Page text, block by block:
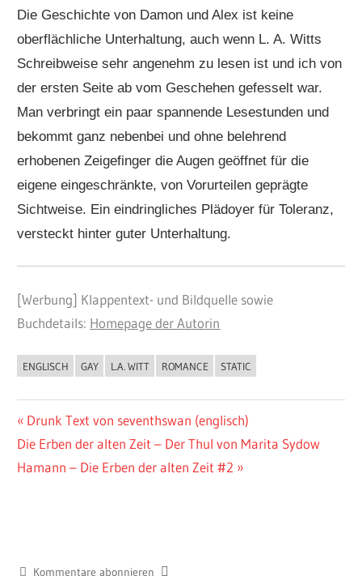
Die Geschichte von Damon und Alex ist keine
oberflächliche Unterhaltung, auch wenn L. A. Witts
Schreibweise sehr angenehm zu lesen ist und ich von
der ersten Seite ab vom Geschehen gefesselt war.
Man verbringt ein paar spannende Lesestunden und
bekommt ganz nebenbei und ohne belehrend
erhobenen Zeigefinger die Augen geöffnet für die
eigene eingeschränkte, von Vorurteilen geprägte
Sichtweise. Ein eindringliches Plädoyer für Toleranz,
versteckt hinter guter Unterhaltung.
[Werbung] Klappentext- und Bildquelle sowie
Buchdetails: Homepage der Autorin
BUCHIGES
ENGLISCH GAY L.A. WITT ROMANCE STATIC
Beitragsnavigation
Vorheriger
Beitrag:
Drunk Text von seventhswan (englisch)
Nächster
Beitrag:
Die Erben der alten Zeit – Der Thul von Marita Sydow
Hamann – Die Erben der alten Zeit #2
Kommentare abonnieren